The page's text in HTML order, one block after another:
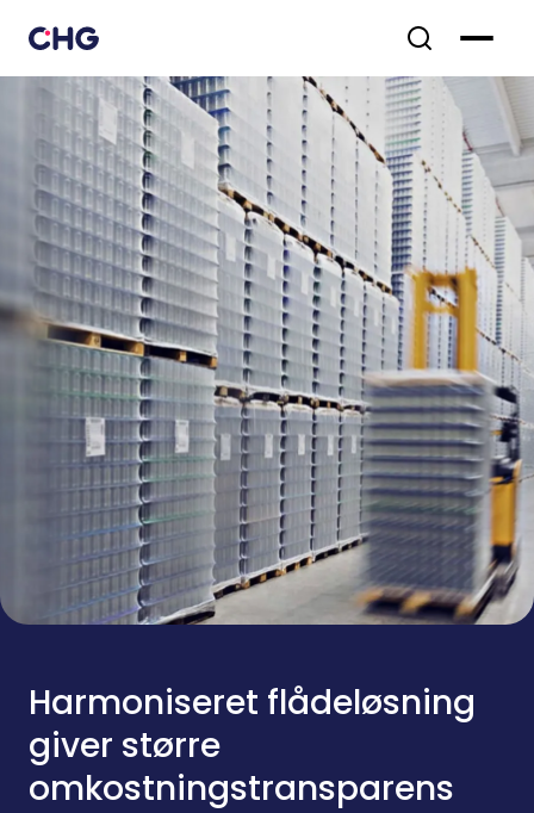
Harmoniseret flådeløsning
giver større
omkostningstransparens